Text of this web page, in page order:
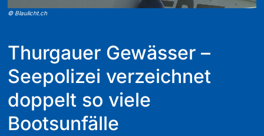
© Blaulicht.ch
Thurgauer Gewässer –
Seepolizei verzeichnet
doppelt so viele
Bootsunfälle